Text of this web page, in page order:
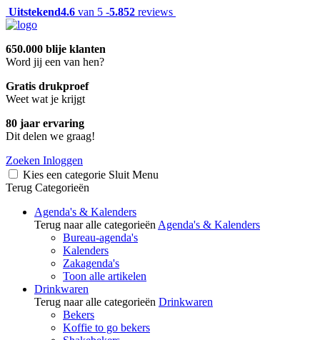
Uitstekend4.6 van 5 -5.852 reviews
650.000 blije klanten
Word jij een van hen?
Gratis drukproef
Weet wat je krijgt
80 jaar ervaring
Dit delen we graag!
Zoeken Inloggen
Kies een categorie Sluit Menu
Terug Categorieën
Agenda's & Kalenders
Terug naar alle categorieën Agenda's & Kalenders
Bureau-agenda's
Kalenders
Zakagenda's
Toon alle artikelen
Drinkwaren
Terug naar alle categorieën Drinkwaren
Bekers
Koffie to go bekers